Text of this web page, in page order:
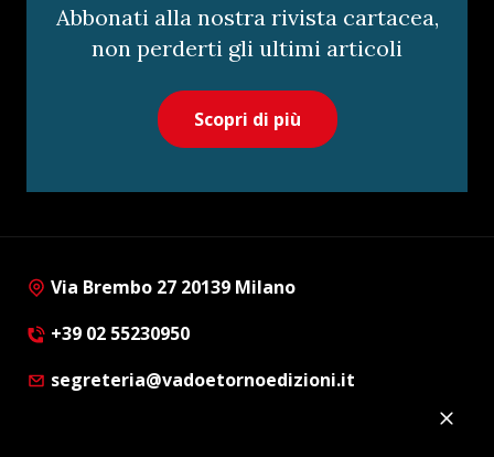
Abbonati alla nostra rivista cartacea,
non perderti gli ultimi articoli
Scopri di più
Via Brembo 27 20139 Milano
+39 02 55230950
segreteria@vadoetornoedizioni.it